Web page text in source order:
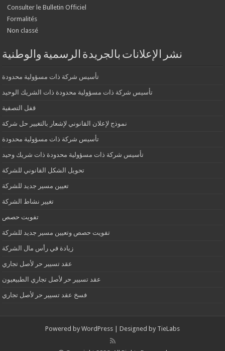
Consulter le Bulletin Officiel
Formalités
Non classé
نشر الإعلانات بالجريدة الرسمية والوطنية
تأسيس شركة ذات مسؤولية محدودة
تأسيس شركة ذات مسؤولية محدودة ذات الشريك الوحيد
قفل التصفية
نموذج لإعلان القانوني لإشعار بالتغيير حل شركة
تأسيس شركة ذات مسؤولية محدودة
تأسيس شركة ذات مسؤولية محدودة ذات شريك وحيد
تحويل الشكل القانوني للشركة
تعيين مسير جديد للشركة
تغيير نشاط الشركة
تفويت حصص
تفويت حصص وتعيين مسير جديد للشركة
زيادة في رأس مال الشركة
عقد تسيير حر لأصل تجاري
عقد تسيير حر لأصل تجاري الطبيعيون
فسخ عقد تسيير حر لأصل تجاري
Powered by WordPress | Designed by TieLabs